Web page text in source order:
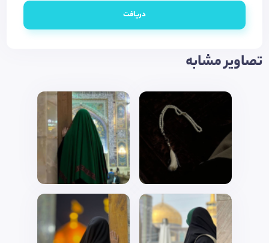
دریافت
تصاویر مشابه